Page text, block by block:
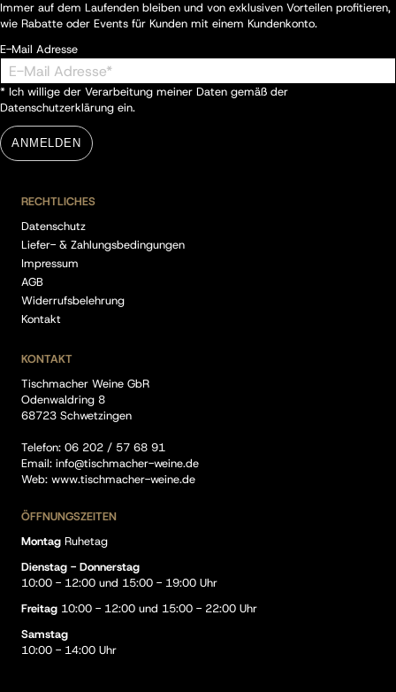
Immer auf dem Laufenden bleiben und von exklusiven Vorteilen profitieren,
wie Rabatte oder Events für Kunden mit einem Kundenkonto.
E-Mail Adresse
* Ich willige der Verarbeitung meiner Daten gemäß der
Datenschutzerklärung ein.
ANMELDEN
RECHTLICHES
Datenschutz
Liefer- & Zahlungsbedingungen
Impressum
AGB
Widerrufsbelehrung
Kontakt
KONTAKT
Tischmacher Weine GbR
Odenwaldring 8
68723 Schwetzingen
Telefon: 06 202 / 57 68 91
Email: info@tischmacher-weine.de
Web: www.tischmacher-weine.de
ÖFFNUNGSZEITEN
Montag Ruhetag
Dienstag - Donnerstag
10:00 - 12:00 und 15:00 - 19:00 Uhr
Freitag 10:00 - 12:00 und 15:00 - 22:00 Uhr
Samstag
10:00 - 14:00 Uhr